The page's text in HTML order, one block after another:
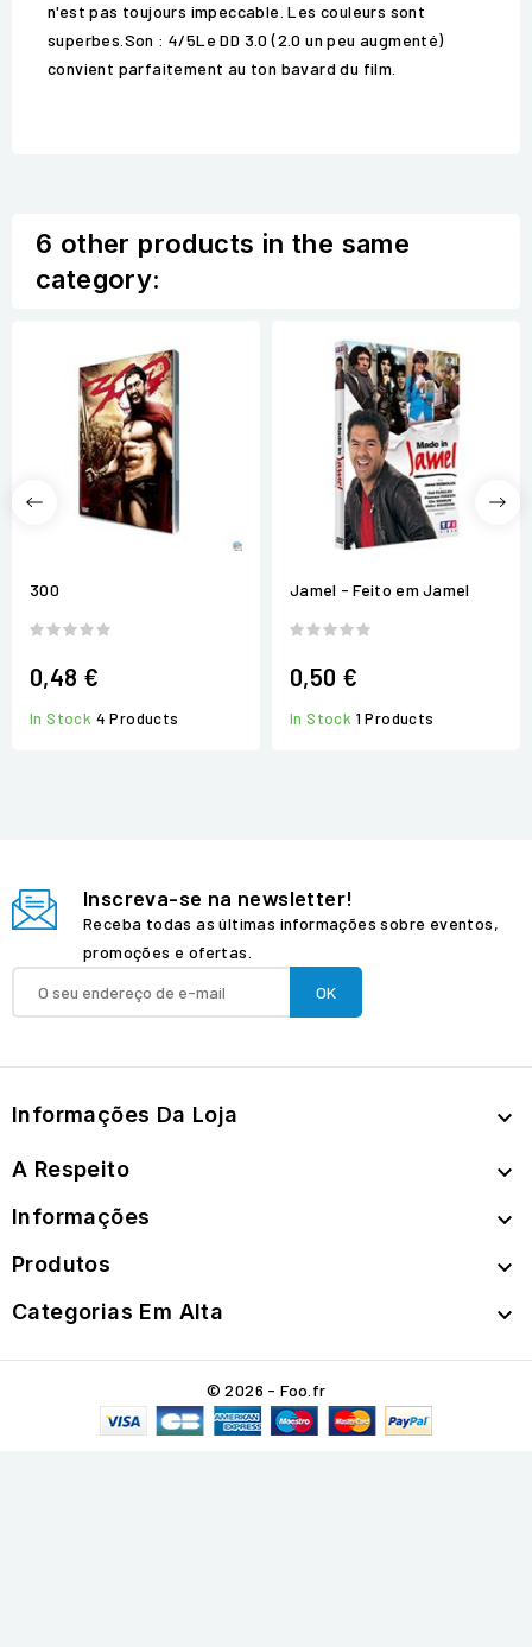
n'est pas toujours impeccable. Les couleurs sont
superbes.Son : 4/5Le DD 3.0 (2.0 un peu augmenté)
convient parfaitement au ton bavard du film.
6 other products in the same
category:
300
0,48 €
In Stock 4 Products
Jamel - Feito em Jamel
0,50 €
In Stock 1 Products
Inscreva-se na newsletter!
Receba todas as últimas informações sobre eventos,
promoções e ofertas.
Informações Da Loja 
A Respeito 
Informações 
Produtos 
Categorias Em Alta 
© 2026 - Foo.fr